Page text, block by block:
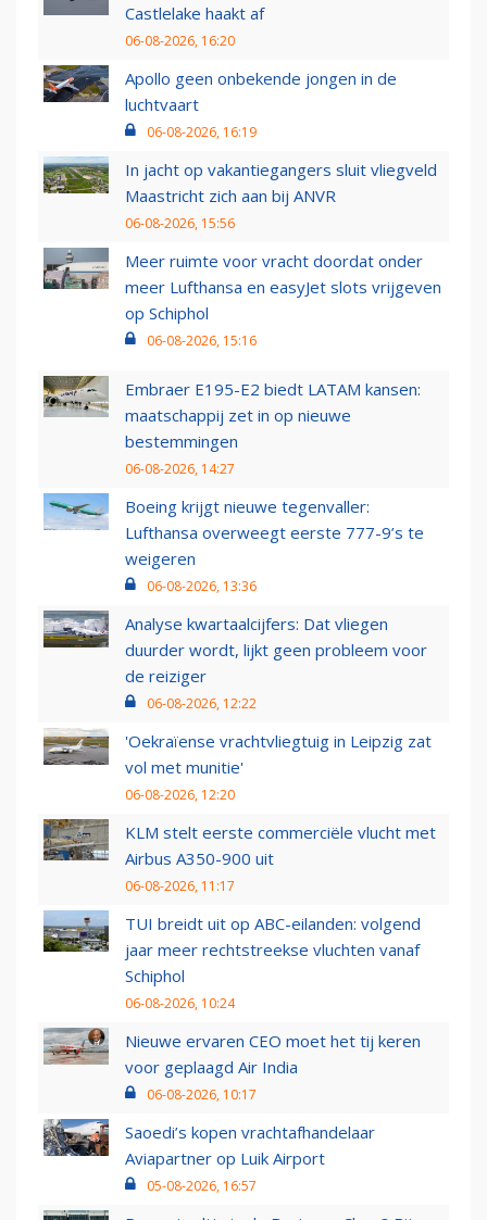
Castlelake haakt af
06-08-2026, 16:20
Apollo geen onbekende jongen in de
luchtvaart
06-08-2026, 16:19
In jacht op vakantiegangers sluit vliegveld
Maastricht zich aan bij ANVR
06-08-2026, 15:56
Meer ruimte voor vracht doordat onder
meer Lufthansa en easyJet slots vrijgeven
op Schiphol
06-08-2026, 15:16
Embraer E195-E2 biedt LATAM kansen:
maatschappij zet in op nieuwe
bestemmingen
06-08-2026, 14:27
Boeing krijgt nieuwe tegenvaller:
Lufthansa overweegt eerste 777-9’s te
weigeren
06-08-2026, 13:36
Analyse kwartaalcijfers: Dat vliegen
duurder wordt, lijkt geen probleem voor
de reiziger
06-08-2026, 12:22
'Oekraïense vrachtvliegtuig in Leipzig zat
vol met munitie'
06-08-2026, 12:20
KLM stelt eerste commerciële vlucht met
Airbus A350-900 uit
06-08-2026, 11:17
TUI breidt uit op ABC-eilanden: volgend
jaar meer rechtstreekse vluchten vanaf
Schiphol
06-08-2026, 10:24
Nieuwe ervaren CEO moet het tij keren
voor geplaagd Air India
06-08-2026, 10:17
Saoedi’s kopen vrachtafhandelaar
Aviapartner op Luik Airport
05-08-2026, 16:57